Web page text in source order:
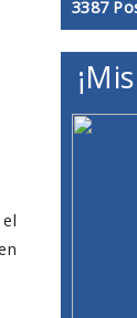
3387